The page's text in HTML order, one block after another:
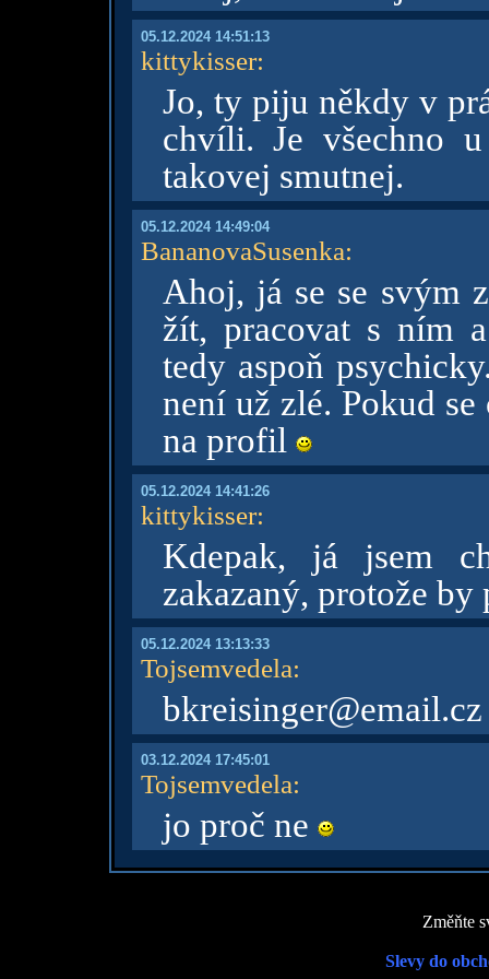
05.12.2024 14:51:13
kittykisser:
Jo, ty piju někdy v
chvíli. Je všechno
takovej smutnej.
05.12.2024 14:49:04
BananovaSusenka:
Ahoj, já se se svým
žít, pracovat s ním
tedy aspoň
není už zlé. Pokud se
na profil
05.12.2024 14:41:26
kittykisser:
Kdepak, já jsem
zakazaný, protože
05.12.2024 13:13:33
Tojsemvedela:
bkreisinger@email.cz
03.12.2024 17:45:01
Tojsemvedela:
jo proč ne
Změňte
Slevy do